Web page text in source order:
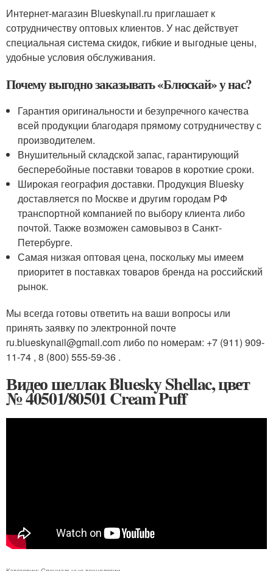
Интернет-магазин Blueskynail.ru приглашает к
сотрудничеству оптовых клиентов. У нас действует
специальная система скидок, гибкие и выгодные цены,
удобные условия обслуживания.
Почему выгодно заказывать «Блюскай» у нас?
Гарантия оригинальности и безупречного качества
всей продукции благодаря прямому сотрудничеству с
производителем.
Внушительный складской запас, гарантирующий
бесперебойные поставки товаров в короткие сроки.
Широкая география доставки. Продукция Bluesky
доставляется по Москве и другим городам РФ
транспортной компанией по выбору клиента либо
почтой. Также возможен самовывоз в Санкт-
Петербурге.
Самая низкая оптовая цена, поскольку мы имеем
приоритет в поставках товаров бренда на российский
рынок.
Мы всегда готовы ответить на ваши вопросы или
принять заявку по электронной почте
ru.blueskynail@gmail.com либо по номерам: +7 (911) 909-
11-74 , 8 (800) 555-59-36 .
Видео шеллак Bluesky Shellac, цвет
№ 40501/80501 Cream Puff